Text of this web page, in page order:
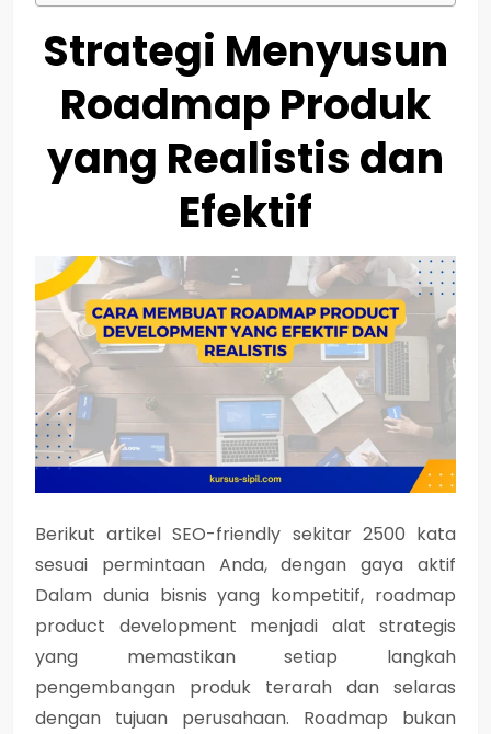
Strategi Menyusun
Roadmap Produk
yang Realistis dan
Efektif
Berikut artikel SEO-friendly sekitar 2500 kata
sesuai permintaan Anda, dengan gaya aktif
Dalam dunia bisnis yang kompetitif, roadmap
product development menjadi alat strategis
yang memastikan setiap langkah
pengembangan produk terarah dan selaras
dengan tujuan perusahaan. Roadmap bukan